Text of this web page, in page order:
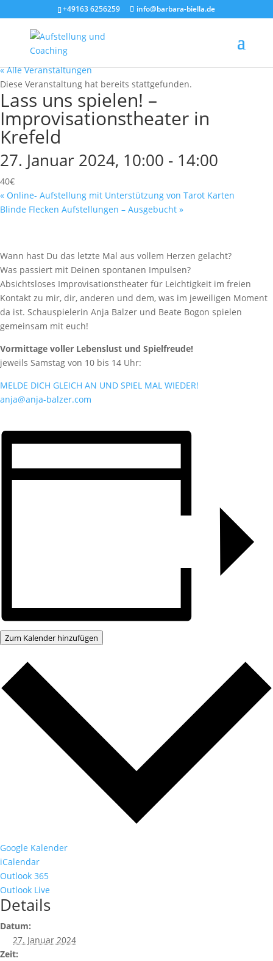
+49163 6256259 info@barbara-biella.de
« Alle Veranstaltungen
Diese Veranstaltung hat bereits stattgefunden.
Lass uns spielen! –
Improvisationstheater in
Krefeld
27. Januar 2024, 10:00 - 14:00
40€
« Online- Aufstellung mit Unterstützung von Tarot Karten
Blinde Flecken Aufstellungen – Ausgebucht »
Wann hast Du das letzte Mal aus vollem Herzen gelacht?
Was passiert mit Deinen spontanen Impulsen?
Absichtsloses Improvisationstheater für Leichtigkeit im freien
Kontakt zu mir, dir, anderen und dem, was im jeweiligen Moment
da ist. Schauspielerin Anja Balzer und Beate Bogon spielen
gemeinsam mit euch!
Vormittage voller Lebenslust und Spielfreude!
jeweils Samstag von 10 bis 14 Uhr:
MELDE DICH GLEICH AN UND SPIEL MAL WIEDER!
anja@anja-balzer.com
Zum Kalender hinzufügen
Google Kalender
iCalendar
Outlook 365
Outlook Live
Details
Datum:
27. Januar 2024
Zeit: